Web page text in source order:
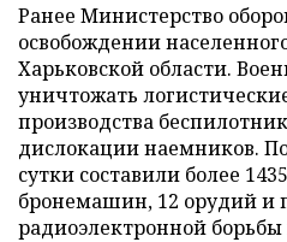
Ранее Министерство
освобождении
Харьковской области.
уничтожать
производства
дислокации наемников.
сутки составили более
бронемашин, 12 орудий и
радиоэлектронной борьбы